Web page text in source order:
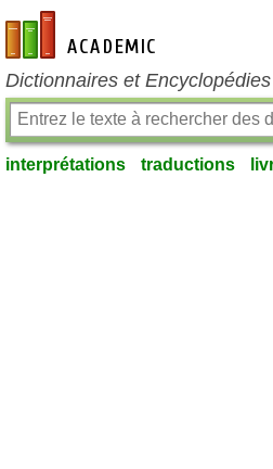
fr-academic.com
Dictionnaires et
interprétations traductions